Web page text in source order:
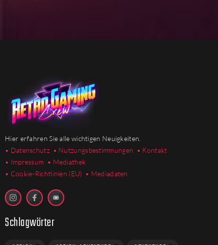
Hier erfahren Sie alle wichtigen Neuigkeiten.
• Datenschutz • Nutzungsbestimmungen • Kontakt
• Impressum • Mediathek
• Cookie-Richtlinien (EU) • Mediadaten
Schlagwörter